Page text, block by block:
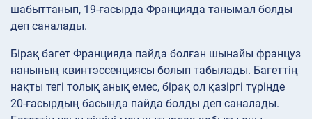
шабыттанып, 19-ғасырда Францияда танымал болды
деп саналады.
Бірақ багет Францияда пайда болған шынайы француз
нанының квинтэссенциясы болып табылады. Багеттің
нақты тегі толық анық емес, бірақ ол қазіргі түрінде
20-ғасырдың басында пайда болды деп саналады.